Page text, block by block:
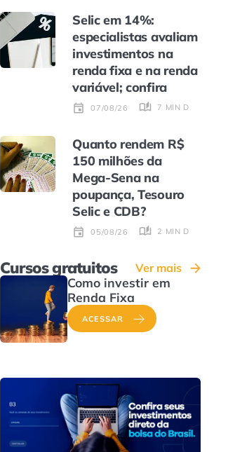
Selic em 14%:
especialistas avaliam
investimentos na
renda fixa e na renda
variável; confira
07/08/26 7 MIN DE LEITURA
Quanto rendem R$
150 milhões da
Mega-Sena na
poupança, Tesouro
Selic e CDB?
05/08/26 2 MIN DE LEITURA
Cursos gratuitos Ver mais
Como investir em
Renda Fixa
ACESSAR